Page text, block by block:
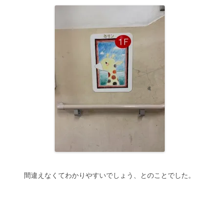
間違えなくてわかりやすいでしょう、とのことでした。